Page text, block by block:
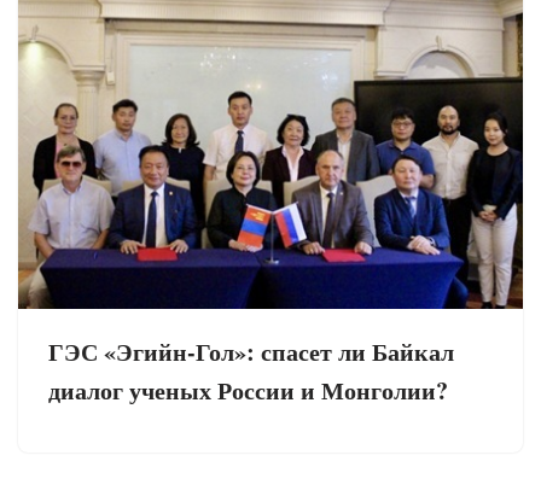
ГЭС «Эгийн-Гол»: спасет ли Байкал
диалог ученых России и Монголии?